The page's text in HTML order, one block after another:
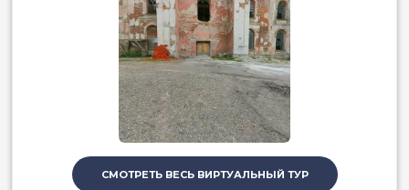
СМОТРЕТЬ ВЕСЬ ВИРТУАЛЬНЫЙ ТУР